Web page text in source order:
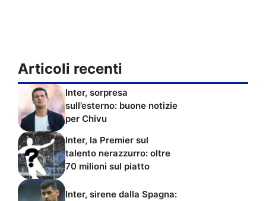
Articoli recenti
Inter, sorpresa
sull’esterno: buone notizie
per Chivu
Inter, la Premier sul
talento nerazzurro: oltre
70 milioni sul piatto
Inter, sirene dalla Spagna: